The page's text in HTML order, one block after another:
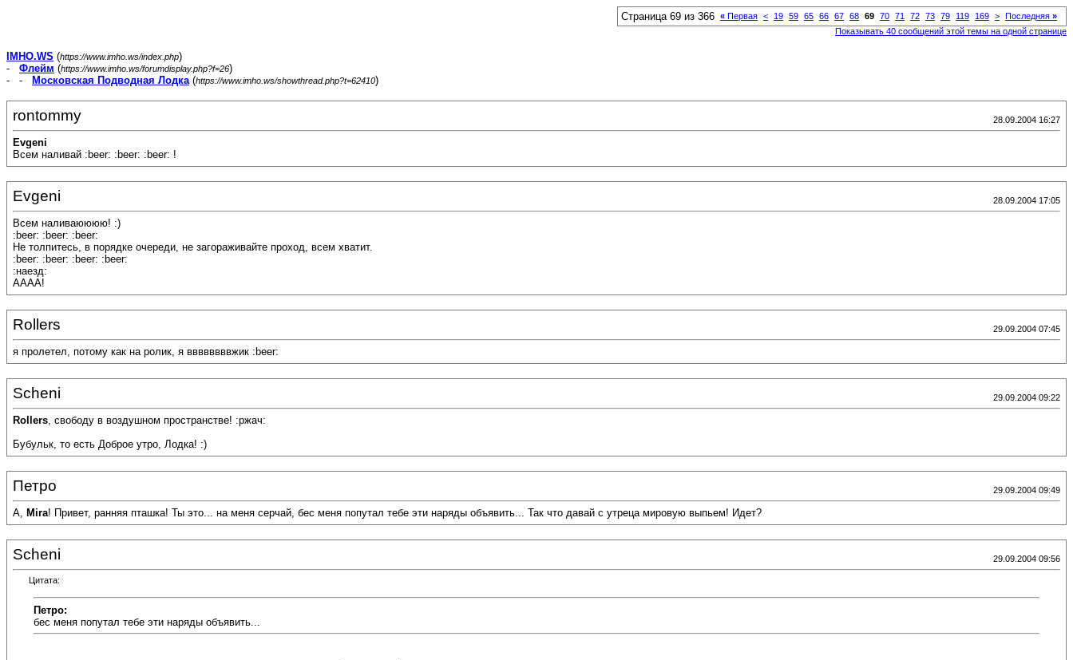
Страница 69 из 366 « Первая < 19 59 65 66 67 68 69 70 71 72 73 79 119 169 > Последняя »
Показывать 40 сообщений этой темы на одной странице
IMHO.WS (https://www.imho.ws/index.php)
- Флейм (https://www.imho.ws/forumdisplay.php?f=26)
- -
Московская Подводная Лодка(https://www.imho.ws/showthread.php?t=62410)
rontommy 28.09.2004 16:27
Evgeni
Всем наливай :beer: :beer: :beer: !
Evgeni 28.09.2004 17:05
Всем наливаюююю! :)
:beer: :beer: :beer:
Не толпитесь, в порядке очереди, не загораживайте проход, всем хватит.
:beer: :beer: :beer: :beer:
:наезд:
АААА!
Rollers 29.09.2004 07:45
я пролетел, потому как на ролик, я ввввввввжик :beer:
Scheni 29.09.2004 09:22
Rollers, свободу в воздушном пространстве! :ржач:
Бубульк, то есть Доброе утро, Лодка! :)
Петро 29.09.2004 09:49
А, Mira! Привет, ранняя пташка! Ты это... на меня серчай, бес меня попутал тебе эти наряды объявить... Так что давай с утреца мировую выпьем! Идет?
Scheni 29.09.2004 09:56
Цитата:
Петро:
бес меня попутал тебе эти наряды объявить...